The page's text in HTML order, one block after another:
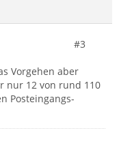
#3
Vorgehen aber
nur 12 von rund 110
Posteingangs-